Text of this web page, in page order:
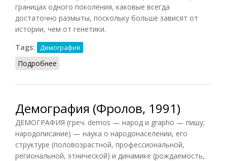
границах одного поколения, каковые всегда
достаточно размыты, поскольку больше зависят от
истории, чем от генетики.
Tags:
Демография
Подробнее
Демография (Фролов, 1991)
ДЕМОГРАФИЯ (греч. demos — народ и grapho — пишу;
народописание) — наука о народонаселении, его
структуре (половозрастной, профессиональной,
региональной, этнической) и динамике (рождаемость,